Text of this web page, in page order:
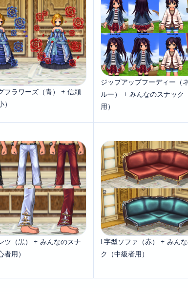
フラワーズ（青） + 信頼
ジップアップフーディー（
ルー） + みんなのスナック
用）
ツ（黒） + みんなのスナ
者用）
L字型ソファ（赤） + みん
ク（中級者用）